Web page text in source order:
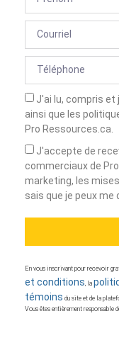
J'ai lu, compris
ainsi que les
Pro Ressources.ca.
J'accepte de
commerciaux de
marketing, les
sais que je peux
En vous inscrivant pour recevoir
et conditions , la
témoins du site et de la
Vous êtes entièrement responsable